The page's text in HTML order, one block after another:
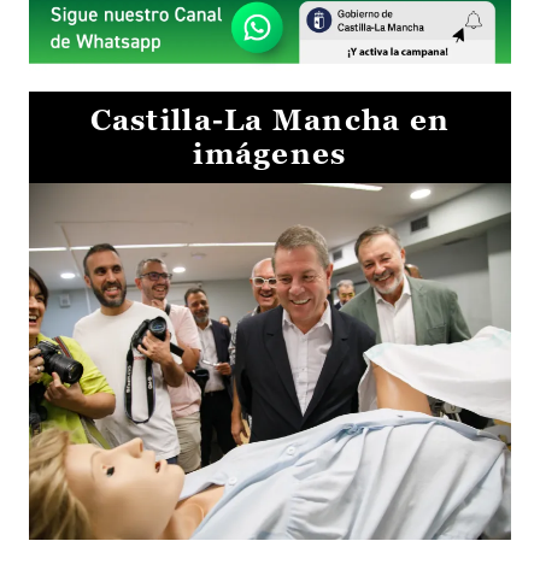
Castilla-La Mancha en
imágenes